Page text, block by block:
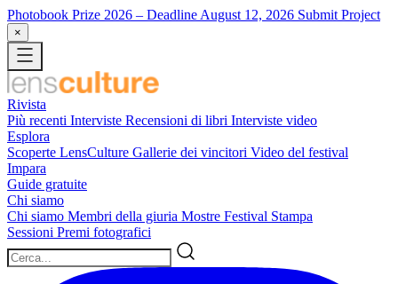
Photobook Prize 2026 – Deadline August 12, 2026 Submit Project
×
Rivista
Più recenti Interviste Recensioni di libri Interviste video
Esplora
Scoperte LensCulture Gallerie dei vincitori Video del festival
Impara
Guide gratuite
Chi siamo
Chi siamo Membri della giuria Mostre Festival Stampa
Sessioni Premi fotografici